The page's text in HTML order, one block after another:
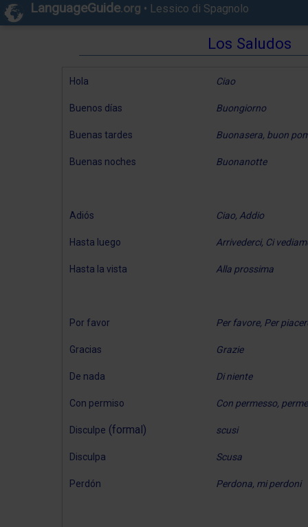
LanguageGuide.org • Lessico di Spagnolo
Los Saludos
Hola Ciao
Buenos días Buongiorno
Buenas tardes Buonasera, buon
Buenas noches Buonanotte
Adiós Ciao, Addio
Hasta luego Arrivederci, Ci
Hasta la vista Alla prossima
Por favor Per favore, Per
Gracias Grazie
De nada Di niente
Con permiso Con permesso,
Disculpe (formal) scusi
Disculpa Scusa
Perdón Perdona, mi perdoni